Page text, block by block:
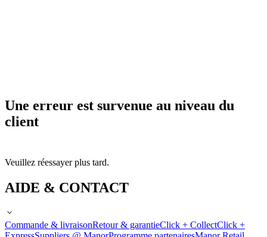
Une erreur est survenue au niveau du
client
Veuillez réessayer plus tard.
AIDE & CONTACT
Commande & livraisonRetour & garantieClick + CollectClick +